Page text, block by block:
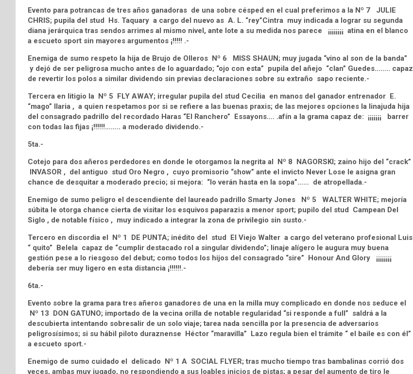
Evento para potrancas de tres años ganadoras de una sobre césped en el cual preferimos a la Nº 7 JULIE
CHRIS; pupila del stud Hs. Taquary a cargo del nuevo as A. L. “rey”Cintra muy indicada a lograr su segunda
diana jerárquica tras sendos arrimes al mismo nivel, ante lote a su medida nos parece ¡¡¡¡¡¡¡¡ atina en el blanco
a escueto sport sin mayores argumentos ¡!!!!! .-
Enemiga de sumo respeto la hija de Brujo de Olleros Nº 6 MISS SHAUN; muy jugada “vino al son de la banda”
y dejó de ser peligrosa mucho antes de lo aguardado; “ojo con esta” pupila del añejo “clan” Guedes…….. capaz
de revertir los polos a similar dividendo sin previas declaraciones sobre su extraño sapo reciente.-
Tercera en litigio la Nº 5 FLY AWAY; irregular pupila del stud Cecilia en manos del ganador entrenador E.
“mago” Ilaria , a quien respetamos por si se refiere a las buenas praxis; de las mejores opciones la linajuda hija
del consagrado padrillo del recordado Haras “El Ranchero” Essayons…. .afín a la grama capaz de: ¡¡¡¡¡¡¡ barrer
con todas las fijas ¡!!!!!!…….. a moderado dividendo.-
5ta.-
Cotejo para dos añeros perdedores en donde le otorgamos la negrita al Nº 8 NAGORSKI; zaino hijo del “crack”
INVASOR , del antiguo stud Oro Negro , cuyo promisorio “show” ante el invicto Never Lose le asigna gran
chance de desquitar a moderado precio; si mejora: “lo verán hasta en la sopa”…… de atropellada.-
Enemigo de sumo peligro el descendiente del laureado padrillo Smarty Jones Nº 5 WALTER WHITE; mejoría
súbita le otorga chance cierta de visitar los esquivos paparazis a menor sport; pupilo del stud Campean Del
Siglo , de notable físico , muy indicado a integrar la zona de privilegio sin susto.-
Tercero en discordia el Nº 1 DE PUNTA; inédito del stud El Viejo Walter a cargo del veterano profesional Luis
“ quito” Belela capaz de “cumplir destacado rol a singular dividendo”; linaje alígero le augura muy buena
gestión pese a lo riesgoso del debut; como todos los hijos del consagrado “sire” Honour And Glory ¡¡¡¡¡¡¡¡
debería ser muy ligero en esta distancia ¡!!!!!!.-
6ta.-
Evento sobre la grama para tres añeros ganadores de una en la milla muy complicado en donde nos seduce el
Nº 13 DON GATUNO; importado de la vecina orilla de notable regularidad “si responde a full” saldrá a la
descubierta intentando sobresalir de un solo viaje; tarea nada sencilla por la presencia de adversarios
peligrosísimos; si su hábil piloto duraznense Héctor “maravilla” Lazo regula bien el trámite “ el baile es con él”
a escueto sport.-
Enemigo de sumo cuidado el delicado Nº 1 A SOCIAL FLYER; tras mucho tiempo tras bambalinas corrió dos
veces, ambas muy jugado, no respondiendo a sus loables inicios de pistas; a pesar del aumento de tiro le